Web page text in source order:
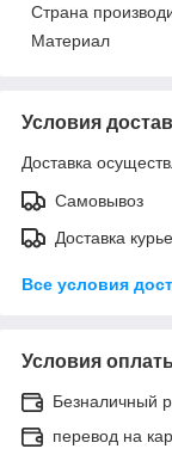
Страна
Материал
Условия
Доставка
Самовывоз
Доставка
Все условия
Условия
Безналичный
перевод на